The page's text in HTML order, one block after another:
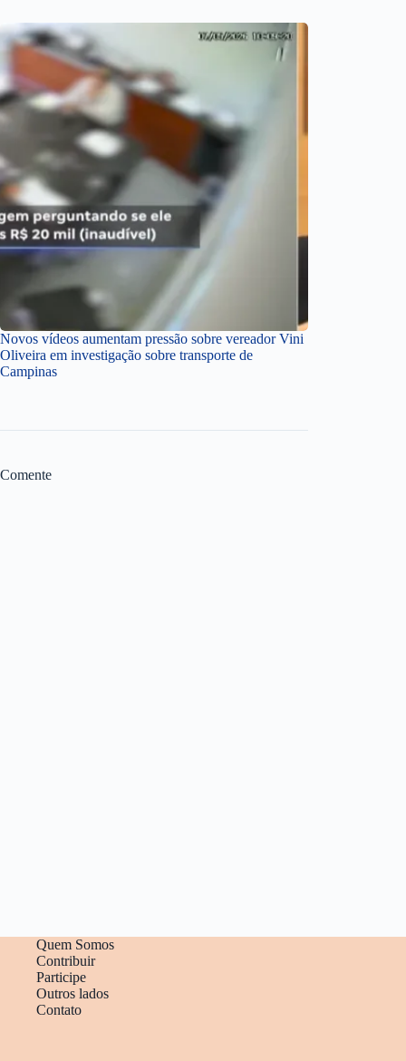
Novos vídeos aumentam pressão sobre vereador Vini
Oliveira em investigação sobre transporte de
Campinas
Comente
Quem Somos
Contribuir
Participe
Outros lados
Contato